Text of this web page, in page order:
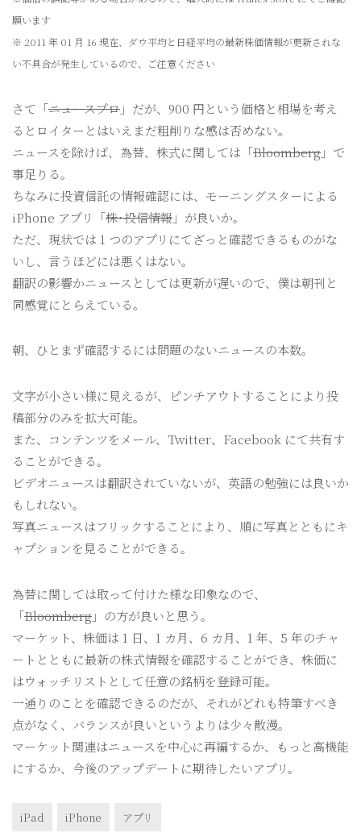
願います
※ 2011 年 01 月 16 現在、ダウ平均と日経平均の最新株価情報が更新されな
い不具合が発生しているので、ご注意ください
さて「ニュースプロ」だが、900 円という価格と相場を考え
るとロイターとはいえまだ粗削りな感は否めない。
ニュースを除けば、為替、株式に関しては「Bloomberg」で
事足りる。
ちなみに投資信託の情報確認には、モーニングスターによる
iPhone アプリ「株･投信情報」が良いか。
ただ、現状では 1 つのアプリにてざっと確認できるものがな
いし、言うほどには悪くはない。
翻訳の影響かニュースとしては更新が遅いので、僕は朝刊と
同感覚にとらえている。
朝、ひとまず確認するには問題のないニュースの本数。
文字が小さい様に見えるが、ピンチアウトすることにより投
稿部分のみを拡大可能。
また、コンテンツをメール、Twitter、Facebook にて共有す
ることができる。
ビデオニュースは翻訳されていないが、英語の勉強には良いか
もしれない。
写真ニュースはフリックすることにより、順に写真とともにキ
ャプションを見ることができる。
為替に関しては取って付けた様な印象なので、
「Bloomberg」の方が良いと思う。
マーケット、株価は 1 日、1 カ月、6 カ月、1 年、5 年のチャ
ートとともに最新の株式情報を確認することができ、株価に
はウォッチリストとして任意の銘柄を登録可能。
一通りのことを確認できるのだが、それがどれも特筆すべき
点がなく、バランスが良いというよりは少々散漫。
マーケット関連はニュースを中心に再編するか、もっと高機能
にするか、今後のアップデートに期待したいアプリ。
iPad iPhone アプリ